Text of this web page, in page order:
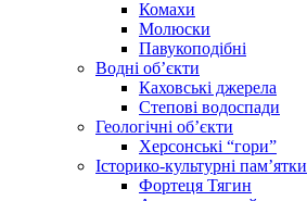
Комахи
Молюски
Павукоподібні
Водні об’єкти
Каховські джерела
Степові водоспади
Геологічні об’єкти
Херсонські “гори”
Історико-культурні пам’ятки
Фортеця Тягин